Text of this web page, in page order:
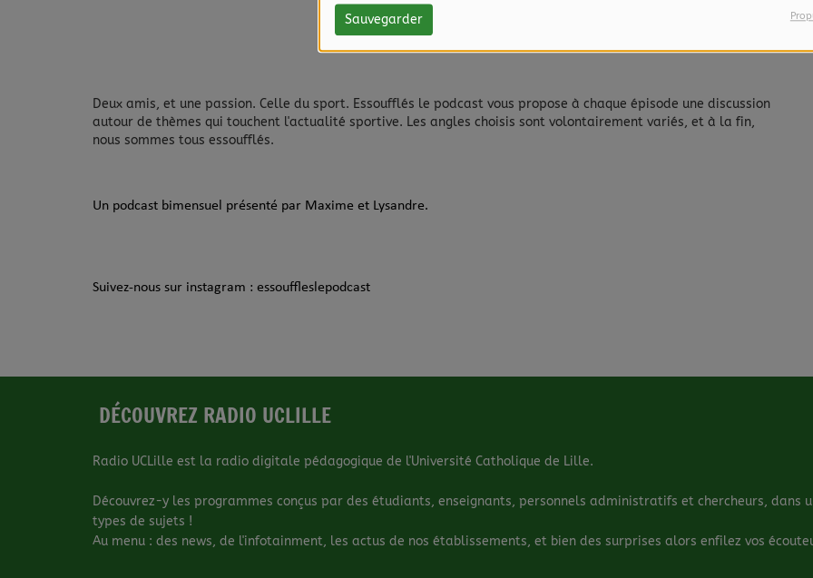
Sauvegarder
Deux amis, et une passion. Celle du sport. Essoufflés le podcast vous propose à chaque épisode une discussion
autour de thèmes qui touchent l'actualité sportive. Les angles choisis sont volontairement variés, et à la fin,
nous sommes tous essoufflés.
Un podcast bimensuel présenté par Maxime et Lysandre.
Suivez-nous sur instagram : essouffleslepodcast
DÉCOUVREZ RADIO UCLILLE
Radio UCLille est la radio digitale pédagogique de l'Université Catholique de Lille.
Découvrez-y les programmes conçus par des étudiants, enseignants, personnels administratifs et chercheurs, dans
types de sujets !
Au menu : des news, de l'infotainment, les actus de nos établissements, et bien des surprises alors enfilez vos